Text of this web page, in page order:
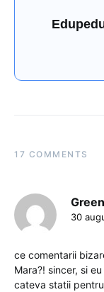
17 COMMENTS
30
ce comentarii
Mara?! sincer, si
cateva statii